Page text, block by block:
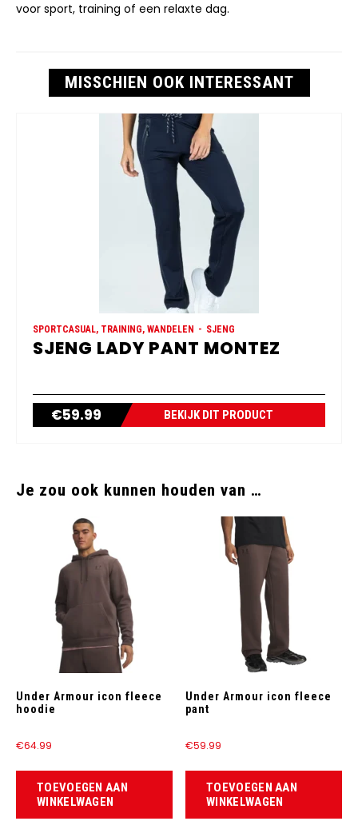
voor sport, training of een relaxte dag.
MISSCHIEN OOK INTERESSANT
SPORTCASUAL, TRAINING, WANDELEN SJENG
SJENG LADY PANT MONTEZ
€59.99 BEKIJK DIT PRODUCT
Je zou ook kunnen houden van …
Under Armour icon fleece
hoodie
€64.99
TOEVOEGEN AAN
WINKELWAGEN
Under Armour icon fleece
pant
€59.99
TOEVOEGEN AAN
WINKELWAGEN